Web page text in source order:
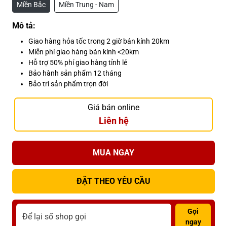
Miền Bắc Miền Trung - Nam
Mô tả:
Giao hàng hỏa tốc trong 2 giờ bán kính 20km
Miễn phí giao hàng bán kính <20km
Hỗ trợ 50% phí giao hàng tỉnh lẻ
Bảo hành sản phẩm 12 tháng
Bảo trì sản phẩm trọn đời
Giá bán online
Liên hệ
MUA NGAY
ĐẶT THEO YÊU CẦU
Gọi
ngay